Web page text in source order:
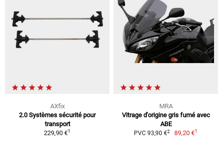
AXfix
2.0 Systèmes sécurité pour
transport
229,90 €1
MRA
Vitrage d'origine gris fumé avec
ABE
PVC 93,90 €2 89,20 €1